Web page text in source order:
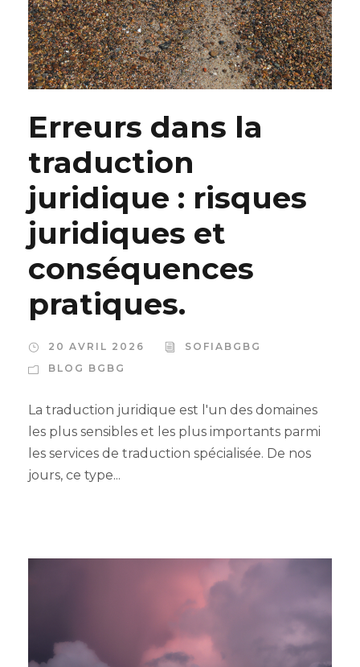
Erreurs dans la
traduction
juridique : risques
juridiques et
conséquences
pratiques.
20 AVRIL 2026
SOFIABGBG
BLOG BGBG
La traduction juridique est l'un des domaines
les plus sensibles et les plus importants parmi
les services de traduction spécialisée. De nos
jours, ce type...